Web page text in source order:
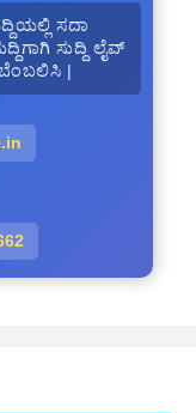
ಸದಾ
ಸುದ್ದಿ ಲೈವ್
ಬೆಂಬಲಿಸಿ |